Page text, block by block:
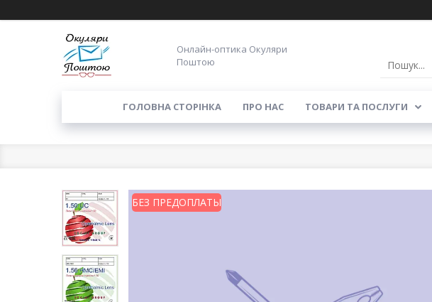
Онлайн-оптика Окуляри
Поштою
ГОЛОВНА СТОРІНКА ПРО НАС ТОВАРИ ТА ПОСЛУГИ
БЕЗ ПРЕДОПЛАТЫ